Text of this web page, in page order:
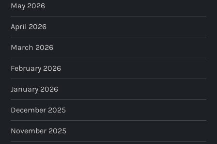
May 2026
April 2026
March 2026
February 2026
January 2026
December 2025
November 2025